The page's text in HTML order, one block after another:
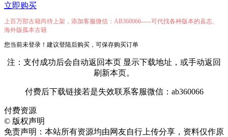
立即购买
上百万部古籍尚待上架，添加客服微信：AB360066-----可代找各种版本的县志、
海外版孤本古籍
您当前未登录！建议登陆后购买，可保存购买订单
注：支付成功后会自动返回本页 显示下载地址，或手动返回
刷新本页。
付费后下载链接若是失效联系客服微信：ab360066
付费资源
© 版权声明
免责声明：本站所有资源均由网友自行上传分享，资料仅作原